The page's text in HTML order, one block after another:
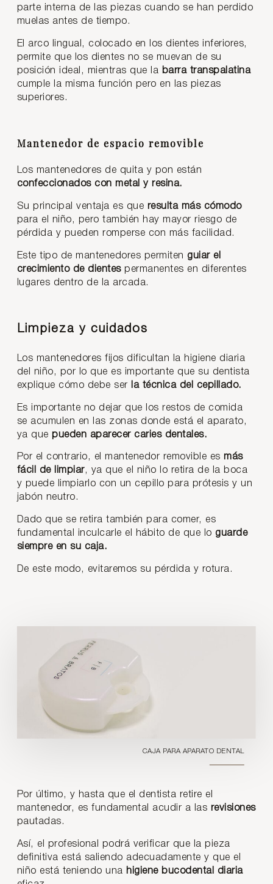
parte interna de las piezas cuando se han perdido
muelas antes de tiempo.
El arco lingual, colocado en los dientes inferiores,
permite que los dientes no se muevan de su
posición ideal, mientras que la barra transpalatina
cumple la misma función pero en las piezas
superiores.
Mantenedor de espacio removible
Los mantenedores de quita y pon están
confeccionados con metal y resina.
Su principal ventaja es que resulta más cómodo
para el niño, pero también hay mayor riesgo de
pérdida y pueden romperse con más facilidad.
Este tipo de mantenedores permiten guiar el
crecimiento de dientespermanentes en diferentes
lugares dentro de la arcada.
Limpieza y cuidados
Los mantenedores fijos dificultan la higiene diaria
del niño, por lo que es importante que su dentista
explique cómo debe ser
la técnica del cepillado.
Es importante no dejar que los restos de comida
se acumulen en las zonas donde está el aparato,
ya quepueden aparecer caries dentales.
Por el contrario, el mantenedor removible es más
fácil de limpiar, ya que el niño lo retira de la boca
y puede limpiarlo con un cepillo para prótesis y un
jabón neutro.
Dado que se retira también para comer, es
fundamental inculcarle el hábito de que lo guarde
siempre en su caja.
De este modo, evitaremos su pérdida y rotura.
CAJA PARA APARATO DENTAL
Por último, y hasta que el dentista retire el
mantenedor, es fundamental acudir a las revisiones
pautadas.
Así, el profesional podrá verificar que la pieza
definitiva está saliendo adecuadamente y que el
niño está teniendo una higiene bucodental diaria